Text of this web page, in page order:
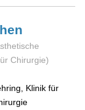
Chirurgie)
Klinik für